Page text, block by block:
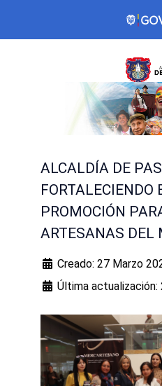
ALCALDÍA DE
FORTALECIENDO
PROMOCIÓN
ARTESANAS DEL
Creado: 27 Marzo
Última actualización: